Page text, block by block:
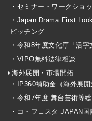
・セミナー・ワークショ
・Japan Drama First
ピッチング
・令和8年度文化庁「活
・VIPO無料法律相談
海外展開・市場開拓
・IP360補助金（海外展
・令和7年度 舞台芸術等
・コ・フェスタ JAPAN